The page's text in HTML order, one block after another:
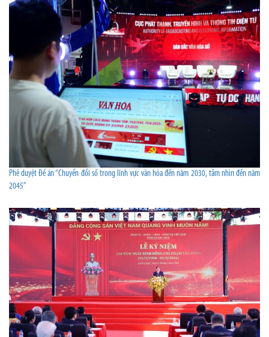
Phê duyệt Đề án “Chuyển đổi số trong lĩnh vực văn hóa đến năm 2030, tầm nhìn đến năm
2045”